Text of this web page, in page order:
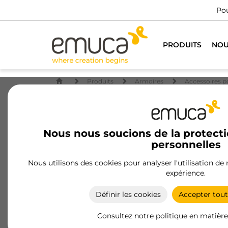
PRODUITS
Nous nous soucions de la
personnelles
Nous utilisons des cookies pour analyser l'utilisation
expérience.
Définir les cookies Accepter
Consultez notre politique en
Produits Armoires Accessoires